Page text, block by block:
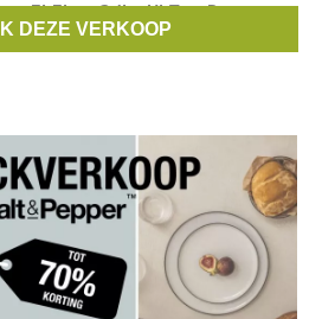
,FitFlop,Odlo,Hi-Tec,Dune
DEZE VERKOOP